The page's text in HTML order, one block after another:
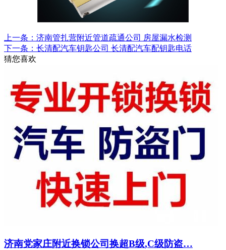
上一条：济南管扎营附近管道疏通公司 房屋漏水检测
下一条：长清配汽车钥匙公司 长清配汽车配钥匙电话
猜您喜欢
济南党家庄附近换锁公司换超B级,C级防盗…